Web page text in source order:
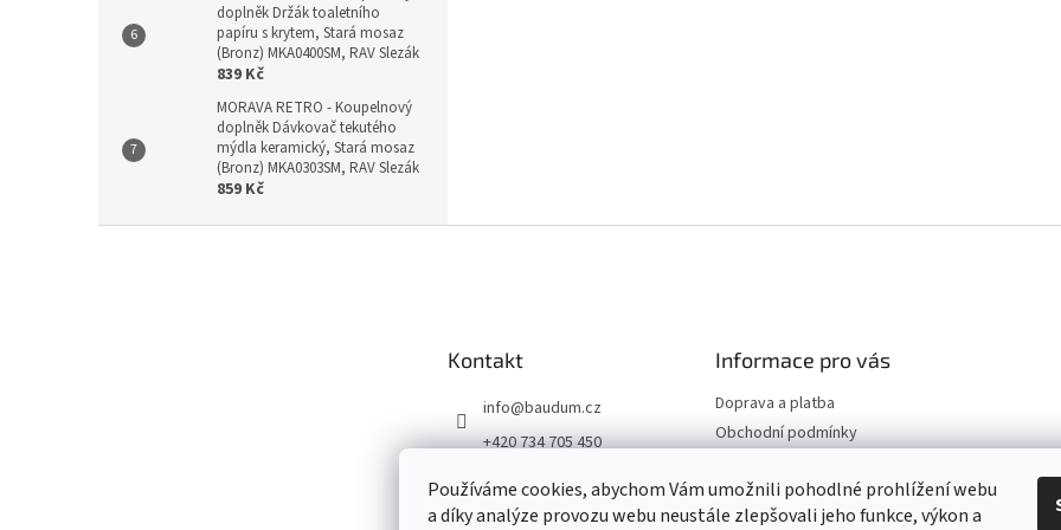
Používáme cookies, abychom Vám umožnili pohodlné prohlížení webu
a díky analýze provozu webu neustále zlepšovali jeho funkce, výkon a
doplněk Držák toaletního
papíru s krytem, Stará mosaz
(Bronz) MKA0400SM, RAV Slezák
839 Kč
MORAVA RETRO - Koupelnový
doplněk Dávkovač tekutého
mýdla keramický, Stará mosaz
(Bronz) MKA0303SM, RAV Slezák
859 Kč
Kontakt
info@baudum.cz
+420 734 705 450
Informace pro vás
Doprava a platba
Obchodní podmínky
údajů
Máte nějaké otázky?